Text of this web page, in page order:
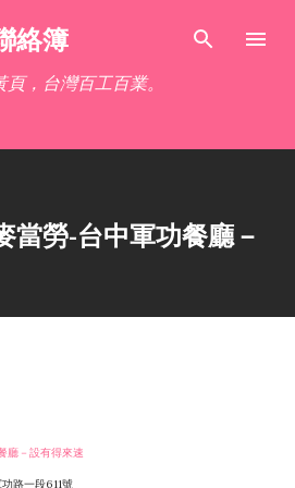
跳到主要內容
絡簿
，台灣百工百業。
當勞-台中軍功餐廳－
廳－設有得來速
路一段611號